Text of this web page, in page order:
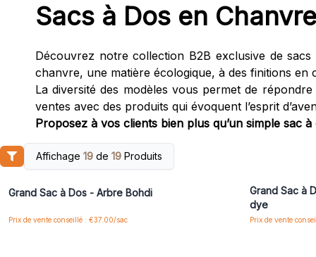
Sacs à Dos en Chanvre
Découvrez notre collection B2B exclusive de
chanvre, une matière écologique, à des finitions en
La diversité des modèles vous permet de
ventes avec des produits qui évoquent l’esprit
Proposez à vos clients bien plus qu’un simple sac
Affichage 19de 19Produits
Connectez-vous ou inscrivez-vous pour accéder
aux prix de gros
Grand Sac à Dos - Arbre Bohdi
Prix de vente conseillé : €37.00/sac
Grand Sac à
dye
Prix de vente